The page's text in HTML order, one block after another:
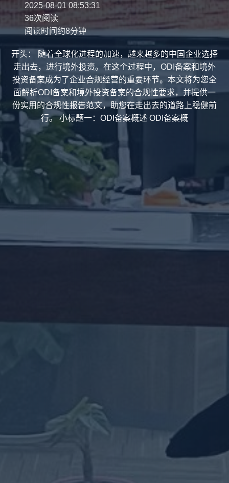
2025-08-01 08:53:31
36次阅读
阅读时间约8分钟
开头： 随着全球化进程的加速，越来越多的中国企业选择
走出去，进行境外投资。在这个过程中，ODI备案和境外
投资备案成为了企业合规经营的重要环节。本文将为您全
面解析ODI备案和境外投资备案的合规性要求，并提供一
份实用的合规性报告范文，助您在走出去的道路上稳健前
行。 小标题一：ODI备案概述 ODI备案概